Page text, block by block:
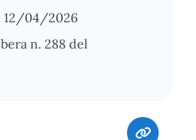
12/04/2026
n. 288 del